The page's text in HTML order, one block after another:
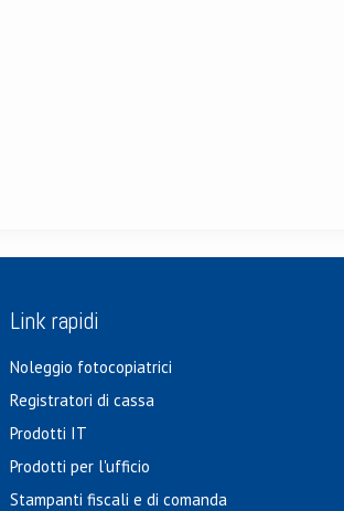
Link rapidi
Noleggio fotocopiatrici
Registratori di cassa
Prodotti IT
Prodotti per l'ufficio
Stampanti fiscali e di comanda